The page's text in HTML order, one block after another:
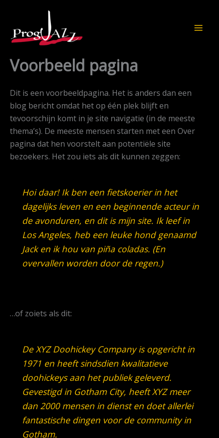
inhoud
Voorbeeld pagina
Dit is een voorbeeldpagina. Het is anders dan een
blog bericht omdat het op één plek blijft en
tevoorschijn komt in je site navigatie (in de meeste
thema’s). De meeste mensen starten met een Over
pagina dat hen voorstelt aan potentiële site
bezoekers. Het zou iets als dit kunnen zeggen:
Hoi daar! Ik ben een fietskoerier in het
dagelijks leven en een beginnende acteur in
de avonduren, en dit is mijn site. Ik leef in
Los Angeles, heb een leuke hond genaamd
Jack en ik hou van piña coladas. (En
overvallen worden door de regen.)
…of zoiets als dit:
De XYZ Doohickey Company is opgericht in
1971 en heeft sindsdien kwalitatieve
doohickeys aan het publiek geleverd.
Gevestigd in Gotham City, heeft XYZ meer
dan 2000 mensen in dienst en doet allerlei
fantastische dingen voor de community in
Gotham.